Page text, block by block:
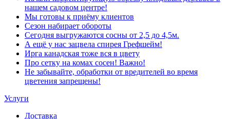
нашем садовом центре!
Мы готовы к приёму клиентов
Сезон набирает обороты
Сегодня выгружаются сосны от 2,5 до 4,5м.
А ещё у нас зацвела спирея Грефшейм!
Ирга канадская тоже вся в цвету
Про сетку на комах сосен! Важно!
Не забывайте, обработки от вредителей во время
цветения запрещены!
Услуги
Доставка